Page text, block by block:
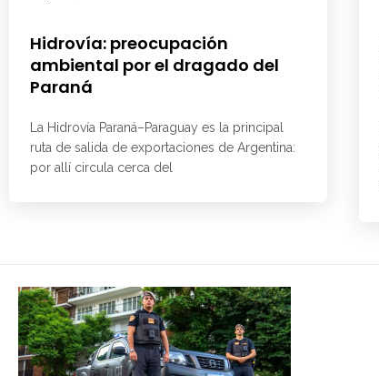
Hidrovía: preocupación
ambiental por el dragado del
Paraná
La Hidrovía Paraná–Paraguay es la principal
ruta de salida de exportaciones de Argentina:
por allí circula cerca del